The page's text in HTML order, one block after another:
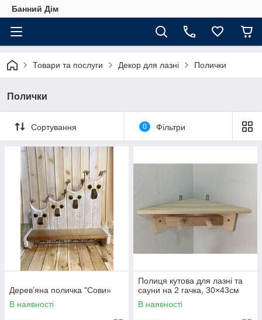
Банний Дім
Товари та послуги Декор для лазні Полички
Полички
Сортування 0 Фільтри
Деревʼяна поличка "Сови»
В наявності
Полиця кутова для лазні та
сауни на 2 гачка, 30×43см
В наявності